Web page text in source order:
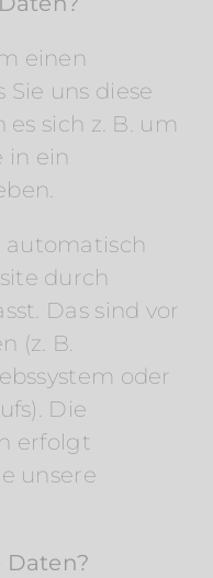
einen
uns diese
sich z. B. um
in ein
durch
Das sind vor
(z. B.
oder
Die
erfolgt
unsere